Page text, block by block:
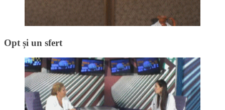
Opt și un sfert